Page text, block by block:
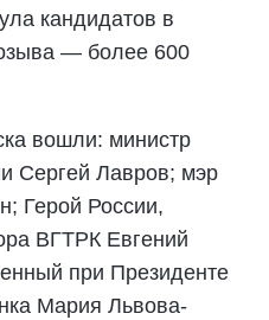
кандидатов в
— более 600
вошли: министр
Сергей Лавров; мэр
Герой России,
ВГТРК Евгений
при Президенте
Мария Львова-